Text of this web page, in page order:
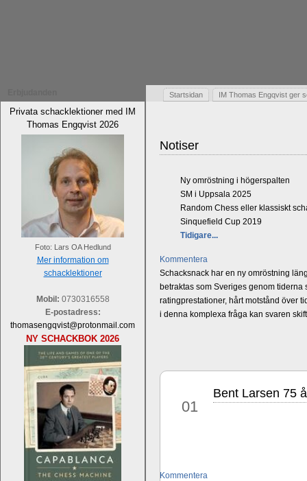
Privata schacklektioner med IM
Thomas Engqvist 2026
Foto: Lars OA Hedlund
Mer information om
schacklektioner
Mobil: 0730316558
E-postadress:
thomasengqvist@protonmail.com
NY SCHACKBOK 2026
Startsidan IM Thomas Engqvist ger
Notiser
Ny omröstning i högerspalten
SM i Uppsala 2025
Random Chess eller klassiskt
Sinquefield Cup 2019
Tidigare...
Kommentera
Schacksnack har en ny omröstning
betraktas som Sveriges genom
ratingprestationer, hårt motstånd över
i denna komplexa fråga kan svaren
Kommentera
01
Bent Larsen 75